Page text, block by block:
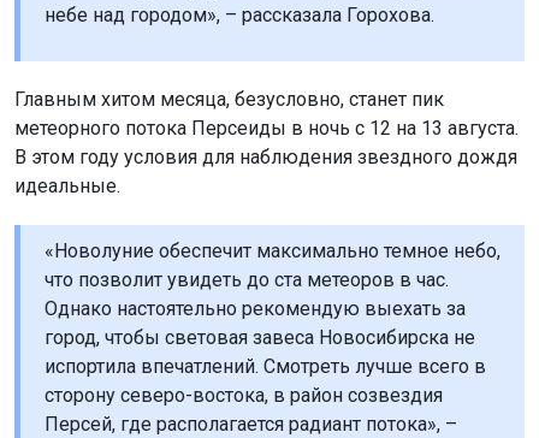
небе над городом», – рассказала Горохова.
Главным хитом месяца, безусловно, станет пик
метеорного потока Персеиды в ночь с 12 на 13 августа.
В этом году условия для наблюдения звездного дождя
идеальные.
«Новолуние обеспечит максимально темное небо,
что позволит увидеть до ста метеоров в час.
Однако настоятельно рекомендую выехать за
город, чтобы световая завеса Новосибирска не
испортила впечатлений. Смотреть лучше всего в
сторону северо-востока, в район созвездия
Персей, где располагается радиант потока», –